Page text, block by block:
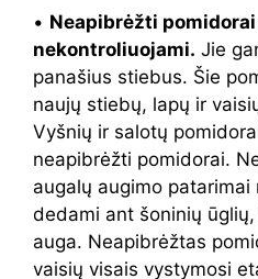
• Neapibrėžti pomidorai
nekontroliuojami. Jie
panašius stiebus. Šie
naujų stiebų, lapų ir
Vyšnių ir salotų
neapibrėžti pomidorai.
augalų augimo
dedami ant šoninių
auga. Neapibrėžtas
vaisių visais vystymosi